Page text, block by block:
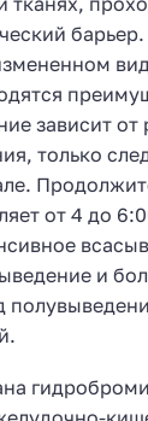
барьер.
зависит
только
от 4 до
и